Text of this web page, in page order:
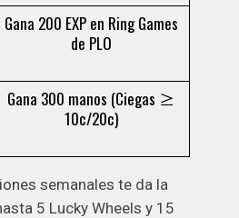
Gana 200 EXP en Ring Games
de PLO
Gana 300 manos (Ciegas ≥
10c/20c)
semanales te da la
5 Lucky Wheels y 15